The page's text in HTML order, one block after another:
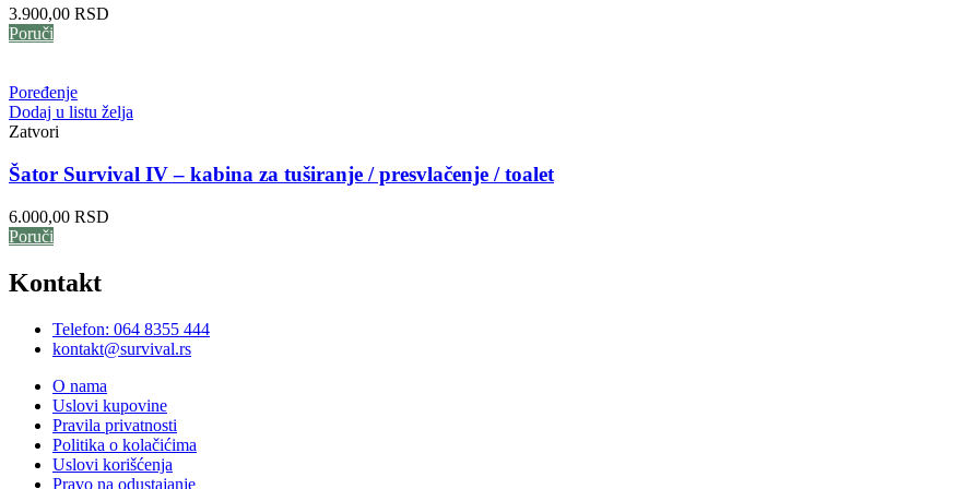
3.900,00 RSD
Poruči
Poređenje
Dodaj u listu želja
Zatvori
Šator Survival IV – kabina za tuširanje / presvlačenje / toalet
6.000,00 RSD
Poruči
Kontakt
Telefon: 064 8355 444
kontakt@survival.rs
O nama
Uslovi kupovine
Pravila privatnosti
Politika o kolačićima
Uslovi korišćenja
Pravo na odustajanje